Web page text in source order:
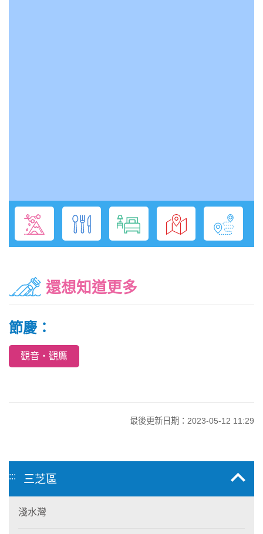
還想知道更多
節慶：
觀音‧觀鷹
最後更新日期：2023-05-12 11:29
::: 三芝區
淺水灣